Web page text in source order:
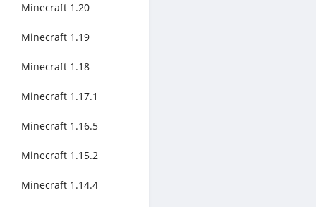
Minecraft 1.20
Minecraft 1.19
Minecraft 1.18
Minecraft 1.17.1
Minecraft 1.16.5
Minecraft 1.15.2
Minecraft 1.14.4